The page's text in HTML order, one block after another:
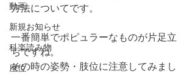
動画
新規お知らせ
科楽読み物
座位
方法についてです。
一番簡単でポピュラーなものが片足立
ちですね。
その時の姿勢・肢位に注意してみまし